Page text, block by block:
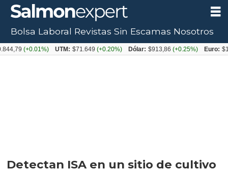
Detectan ISA en un sitio de cultivo
Bolsa Laboral Revistas Sin Escamas Nosotros
(+0.01%) UTM: $71.649(+0.20%) Dólar: $913,86(+0.25%) Euro: $1053,08